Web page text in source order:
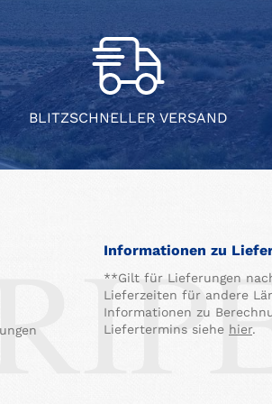
BLITZSCHNELLER VERSAND
Informationen zu
**Gilt für Lieferungen
Lieferzeiten für andere
Informationen zu
Liefertermins siehe hier.